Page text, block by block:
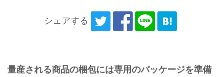
シェアする
量産される商品の梱包には専用のパッケージを準備